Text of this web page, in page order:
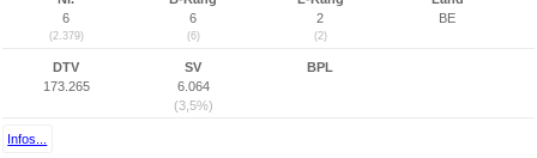
6
(2.379)
6
(6)
2
(2)
BE
DTV
173.265
SV
6.064
(3,5%)
BPL
Infos...